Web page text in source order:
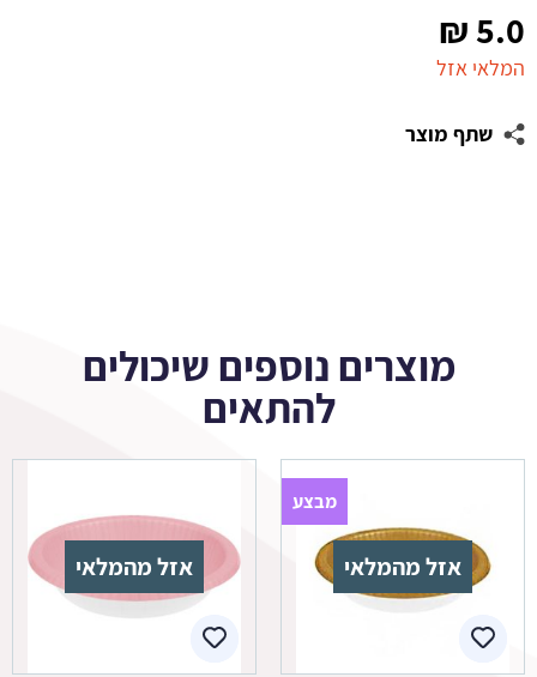
5.0
₪
המלאי אזל
שתף מוצר
מוצרים נוספים שיכולים
להתאים
אזל מהמלאי
מבצע
אזל מהמלאי